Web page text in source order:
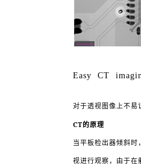
Easy CT
对于透视图像上不易
CT的原理
当平板检出器倾斜
视进行观察，由于在